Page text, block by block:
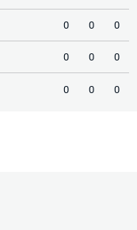
0 0 0
0 0 0
0 0 0